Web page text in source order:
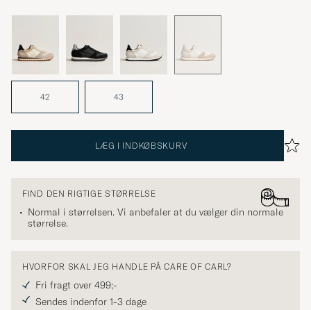
42 43
LÆG I INDKØBSKURV
FIND DEN RIGTIGE STØRRELSE
Normal i størrelsen. Vi anbefaler at du vælger din normale
størrelse.
HVORFOR SKAL JEG HANDLE PÅ CARE OF CARL?
Fri fragt over 499;-
Sendes indenfor 1-3 dage